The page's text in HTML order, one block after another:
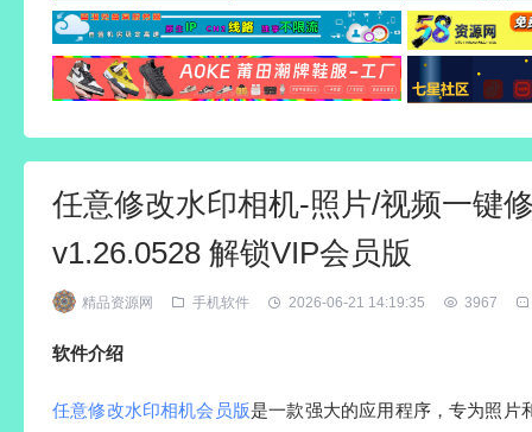
任意修改水印相机-照片/视频一键
v1.26.0528 解锁VIP会员版
精品资源网 手机软件 2026-06-21 14:19:35 3967
软件介绍
任意修改水印相机会员版是一款强大的应用程序，专为照片